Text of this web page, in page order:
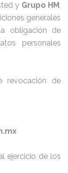
y Grupo HM ,
generales
obligación de
personales
revocación de
ejercicio de los